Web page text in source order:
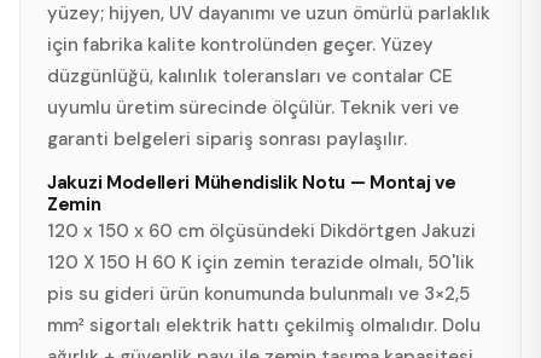
yüzey; hijyen, UV dayanımı ve uzun ömürlü parlaklık
için fabrika kalite kontrolünden geçer. Yüzey
düzgünlüğü, kalınlık toleransları ve contalar CE
uyumlu üretim sürecinde ölçülür. Teknik veri ve
garanti belgeleri sipariş sonrası paylaşılır.
Jakuzi Modelleri Mühendislik Notu — Montaj ve
Zemin
120 x 150 x 60 cm ölçüsündeki Dikdörtgen Jakuzi
120 X 150 H 60 K için zemin terazide olmalı, 50'lik
pis su gideri ürün konumunda bulunmalı ve 3×2,5
mm² sigortalı elektrik hattı çekilmiş olmalıdır. Dolu